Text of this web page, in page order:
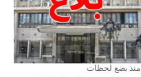
منذ بضع لحظات